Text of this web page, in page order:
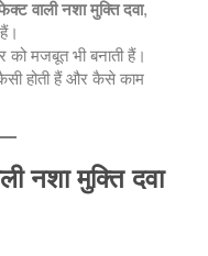
वाली नशा मुक्ति दवा,
को मजबूत भी बनाती हैं।
होती हैं और कैसे काम
नशा मुक्ति दवा